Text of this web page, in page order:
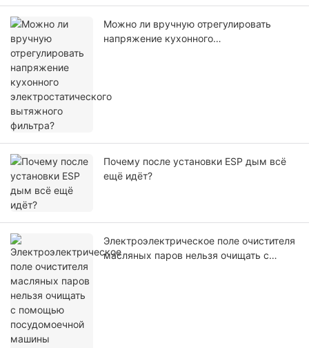
Можно ли вручную отрегулировать
напряжение кухонного
Почему после установки ESP дым всё
ещё идёт?
Электроэлектрическое поле очистителя
масляных паров нельзя очищать с